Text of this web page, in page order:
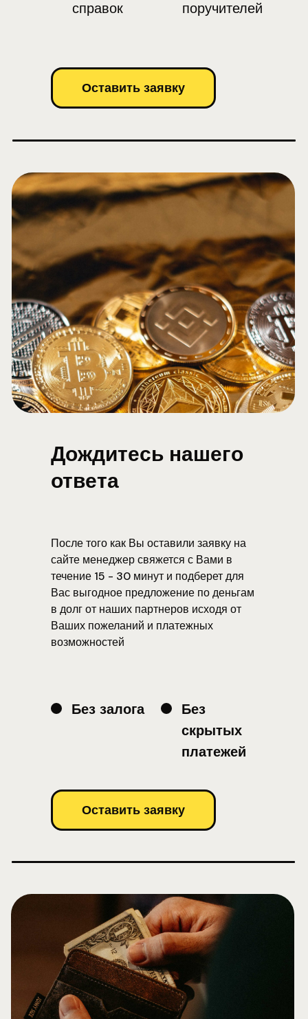
Оставить заявку
справок
поручителей
После того как Вы оставили заявку на
сайте менеджер свяжется с Вами в
течение 15 - 30 минут и подберет для
Вас выгодное предложение по деньгам
в долг от наших партнеров исходя от
Ваших пожеланий и платежных
возможностей
Дождитесь нашего
ответа
Оставить заявку
Без залога
Без
скрытых
платежей